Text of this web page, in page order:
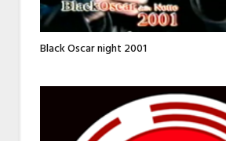
Black Oscar night 2001